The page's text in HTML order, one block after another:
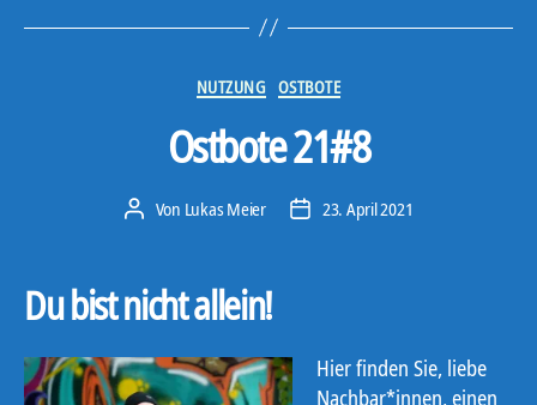
Kategorien
NUTZUNG OSTBOTE
Ostbote 21#8
Beitragsautor
Von Lukas Meier Veröffentlichungsdatum
23. April 2021
Du bist nicht allein!
Hier finden Sie, liebe
Nachbar*innen, einen